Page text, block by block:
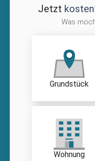
Jetzt
Was
Grundstück
Wohnung